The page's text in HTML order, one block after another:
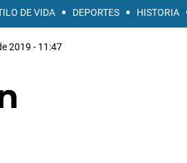
DE VIDA DEPORTES HISTORIA
2019 - 11:47